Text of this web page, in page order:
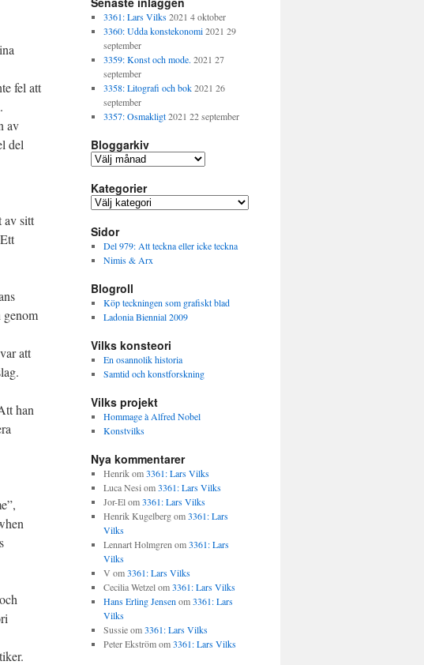
fel att
av
del
av sitt
genom
att
han
3361: Lars Vilks 2021 4 oktober
3360: Udda konstekonomi 2021 29
september
3359: Konst och mode. 2021 27
september
3358: Litografi och bok 2021 26
september
3357: Osmakligt 2021 22 september
Bloggarkiv
B
o
g
a
r
k
v
Kategorier
K
t
e
g
r
i
e
Sidor
Del 979: Att teckna eller icke teckna
Nimis & Arx
Blogroll
Köp teckningen som grafiskt blad
Ladonia Biennial 2009
Vilks konsteori
En osannolik historia
Samtid och konstforskning
Vilks projekt
Hommage à Alfred Nobel
Konstvilks
Nya kommentarer
Henrikom3361: Lars Vilks
Luca Nesi om3361: Lars Vilks
Jor-Elom3361: Lars Vilks
Henrik Kugelbergom3361: Lars
Vilks
Lennart Holmgren om3361: Lars
Vilks
V om3361: Lars Vilks
Cecilia Wetzelom3361: Lars Vilks
Hans Erling Jensen om3361: Lars
Vilks
Sussieom3361: Lars Vilks
Peter Ekströmom3361: Lars Vilks